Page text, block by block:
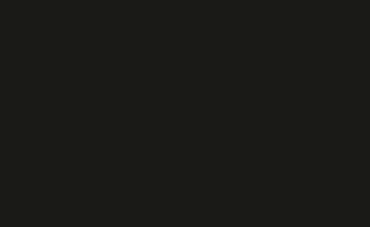
durante as 25 rodadas. Segundo o site
o Glorioso tem três dos seis jogadores que
competição.
quesito, com cinco – o último deles cometido de
bastante discutível em relação à arbitragem.